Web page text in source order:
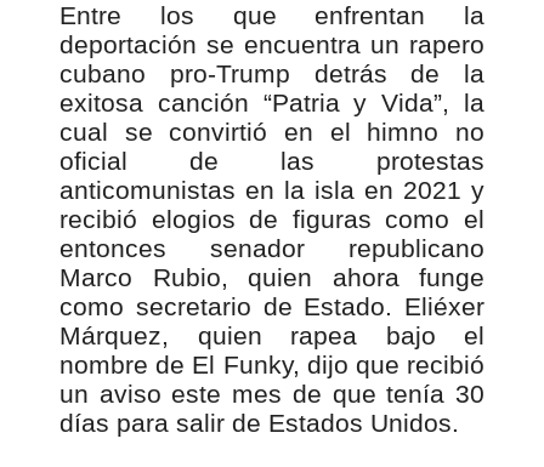
Entre los que enfrentan la
deportación se encuentra un rapero
cubano pro-Trump detrás de la
exitosa canción “Patria y Vida”, la
cual se convirtió en el himno no
oficial de las protestas
anticomunistas en la isla en 2021 y
recibió elogios de figuras como el
entonces senador republicano
Marco Rubio, quien ahora funge
como secretario de Estado. Eliéxer
Márquez, quien rapea bajo el
nombre de El Funky, dijo que recibió
un aviso este mes de que tenía 30
días para salir de Estados Unidos.